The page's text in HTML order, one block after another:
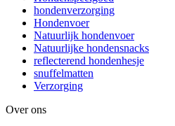
hondenverzorging
Hondenvoer
Natuurlijk hondenvoer
Natuurlijke hondensnacks
reflecterend hondenhesje
snuffelmatten
Verzorging
Over ons